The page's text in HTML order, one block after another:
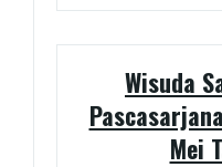
Wisuda
Mei